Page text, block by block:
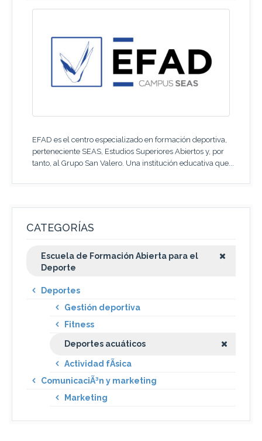
EFAD es el centro especializado en formación deportiva,
perteneciente SEAS, Estudios Superiores Abiertos y, por
tanto, al Grupo San Valero. Una institución educativa que...
CATEGORÍAS
Escuela de Formación Abierta para el
Deporte
Deportes
Gestión deportiva
Fitness
Deportes acuáticos
Actividad fÃ­sica
ComunicaciÃ³n y marketing
Marketing